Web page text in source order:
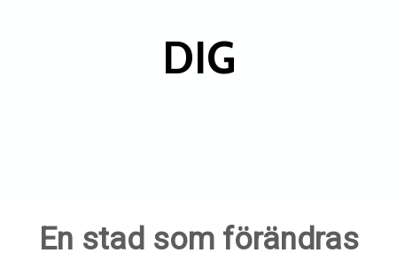
DIG
En stad som förändras